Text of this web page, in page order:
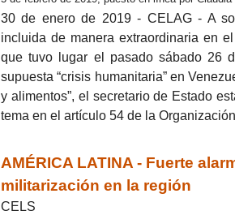
30 de enero de 2019 - CELAG - A
incluida de manera extraordinaria en
que tuvo lugar el pasado sábado 26
supuesta “crisis humanitaria” en
y alimentos”, el secretario de Estado
tema en el artículo 54 de la
AMÉRICA LATINA - Fuerte
militarización en la región
CELS